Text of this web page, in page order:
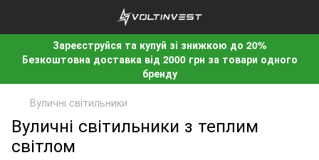
Зареєструйся та купуй зі знижкою до 20%
Безкоштовна доставка від 2000 грн за товари одного
бренду
Вуличні світильники
Вуличні світильники з теплим
світлом